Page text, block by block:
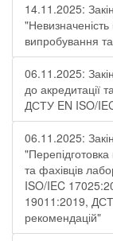
14.11.2025:
випробування
06.11.2025:
до акредитації
ДСТУ EN ISO/
06.11.2025:
"Перепідготовка
та фахівців
ISO/IEC
19011:2019,
рекомендацій"